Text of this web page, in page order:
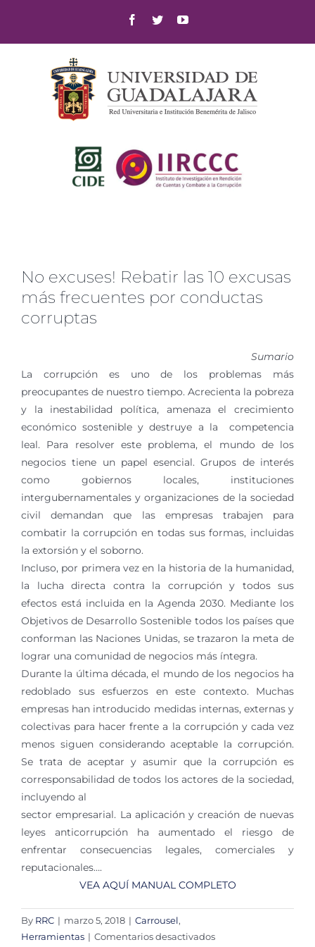
content
Facebook
TwitterYouTube
No excuses! Rebatir las 10 excusas
más frecuentes por conductas
corruptas
Sumario
La corrupción es uno de los problemas más
preocupantes de nuestro tiempo. Acrecienta la pobreza
y la inestabilidad política, amenaza el crecimiento
económico sostenible y destruye a la competencia
leal. Para resolver este problema, el mundo de los
negocios tiene un papel esencial. Grupos de interés
como gobiernos locales, instituciones
intergubernamentales y organizaciones de la sociedad
civil demandan que las empresas trabajen para
combatir la corrupción en todas sus formas, incluidas
la extorsión y el soborno.
Incluso, por primera vez en la historia de la humanidad,
la lucha directa contra la corrupción y todos sus
efectos está incluida en la Agenda 2030. Mediante los
Objetivos de Desarrollo Sostenible todos los países que
conforman las Naciones Unidas, se trazaron la meta de
lograr una comunidad de negocios más íntegra.
Durante la última década, el mundo de los negocios ha
redoblado sus esfuerzos en este contexto. Muchas
empresas han introducido medidas internas, externas y
colectivas para hacer frente a la corrupción y cada vez
menos siguen considerando aceptable la corrupción.
Se trata de aceptar y asumir que la corrupción es
corresponsabilidad de todos los actores de la sociedad,
incluyendo al
sector empresarial. La aplicación y creación de nuevas
leyes anticorrupción ha aumentado el riesgo de
enfrentar consecuencias legales, comerciales y
reputacionales….
VEA AQUÍ MANUAL COMPLETO
By RRC | marzo 5, 2018 | Carrousel,
Herramientas | Comentarios desactivadosen